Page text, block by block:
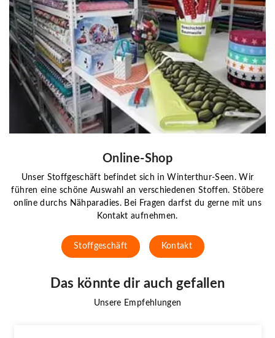
Online-Shop
Unser Stoffgeschäft befindet sich in Winterthur-Seen. Wir
führen eine schöne Auswahl an verschiedenen Stoffen. Stöbere
online durchs Nähparadies. Bei Fragen darfst du gerne mit uns
Kontakt aufnehmen.
Stoffgeschäft Kontakt
Das könnte dir auch gefallen
Unsere Empfehlungen